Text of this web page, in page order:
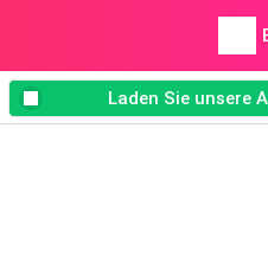
Laden Sie unsere